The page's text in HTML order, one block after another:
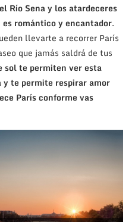
Río Sena y los atardeceres
romántico y encantador.
llevarte a recorrer París
que jamás saldrá de tus
sol te permiten ver esta
y te permite respirar amor
París conforme vas